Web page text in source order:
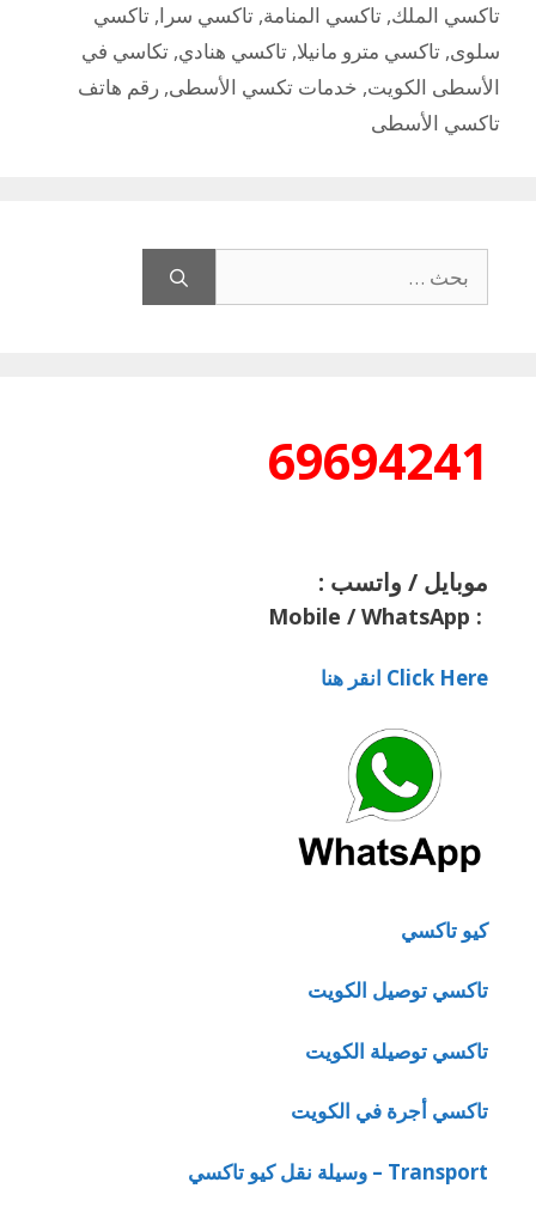
تاكسي الملك, تاكسي المنامة, تاكسي سرا, تاكسي
سلوى, تاكسي مترو مانيلا, تاكسي هنادي, تكاسي في
الأسطى الكويت, خدمات تكسي الأسطى, رقم هاتف
تاكسي الأسطى
عن:
69694241
موبايل / واتسب :
:
Mobile / WhatsApp
Click Here انقر هنا
كيو تاكسي
تاكسي توصيل الكويت
تاكسي توصيلة الكويت
تاكسي أجرة في الكويت
Transport – وسيلة نقل كيو تاكسي